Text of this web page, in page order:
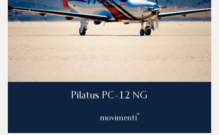
Pilatus PC-12 NG
movimenti*